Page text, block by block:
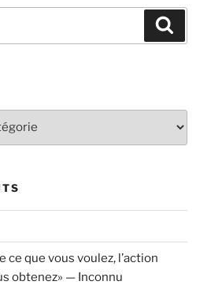
ce que vous voulez, l’action
obtenez» — Inconnu